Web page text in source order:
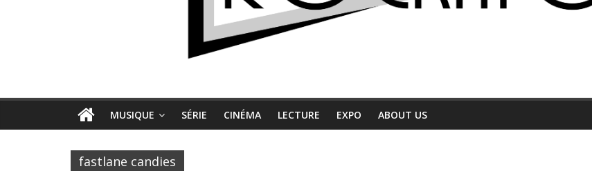
MUSIQUE SÉRIE CINÉMA LECTURE EXPO ABOUT US
fastlane candies